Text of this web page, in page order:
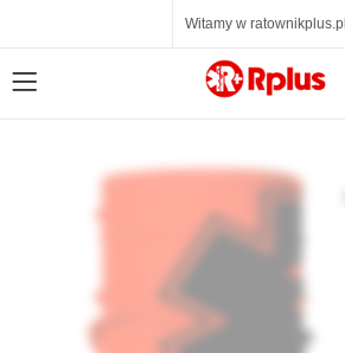
Witamy w ratownikplus.pl